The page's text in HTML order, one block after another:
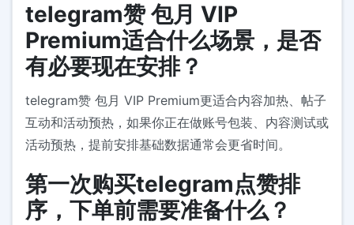
telegram赞 包月 VIP
Premium适合什么场景，是否
有必要现在安排？
telegram赞 包月 VIP Premium更适合内容加热、帖子
互动和活动预热，如果你正在做账号包装、内容测试或
活动预热，提前安排基础数据通常会更省时间。
第一次购买telegram点赞排
序，下单前需要准备什么？